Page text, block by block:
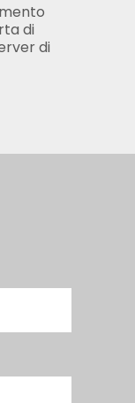
di
di